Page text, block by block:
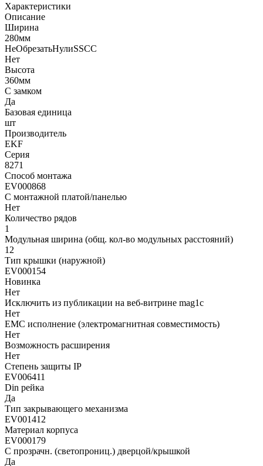
Характеристики
Описание
Ширина
280мм
НеОбрезатьНулиSSCC
Нет
Высота
360мм
С замком
Да
Базовая единица
шт
Производитель
EKF
Серия
8271
Способ монтажа
EV000868
С монтажной платой/панелью
Нет
Количество рядов
1
Модульная ширина (общ. кол-во модульных расстояний)
12
Тип крышки (наружной)
EV000154
Новинка
Нет
Исключить из публикации на веб-витрине mag1c
Нет
EMC исполнение (электромагнитная совместимость)
Нет
Возможность расширения
Нет
Степень защиты IP
EV006411
Din рейка
Да
Тип закрывающего механизма
EV001412
Материал корпуса
EV000179
С прозрачн. (светопрониц.) дверцой/крышкой
Да